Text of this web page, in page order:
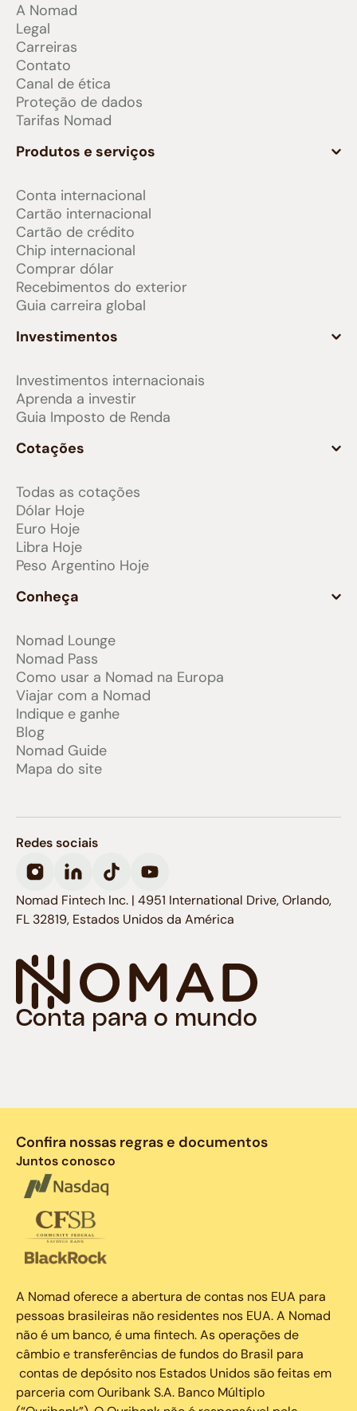
A Nomad
Legal
Carreiras
Contato
Canal de ética
Proteção de dados
Tarifas Nomad
Produtos e serviços
Conta internacional
Cartão internacional
Cartão de crédito
Chip internacional
Comprar dólar
Recebimentos do exterior
Guia carreira global
Investimentos
Investimentos internacionais
Aprenda a investir
Guia Imposto de Renda
Cotações
Todas as cotações
Dólar Hoje
Euro Hoje
Libra Hoje
Peso Argentino Hoje
Conheça
Nomad Lounge
Nomad Pass
Como usar a Nomad na Europa
Viajar com a Nomad
Indique e ganhe
Blog
Nomad Guide
Mapa do site
Conta para o mundo
Redes sociais
Nomad Fintech Inc. | 4951 International Drive, Orlando,
FL 32819, Estados Unidos da América
Confira nossas regras e documentos
Juntos conosco
A Nomad oferece a abertura de contas nos EUA para
pessoas brasileiras não residentes nos EUA. A Nomad
não é um banco, é uma fintech. As operações de
câmbio e transferências de fundos do Brasil para
contas de depósito nos Estados Unidos são feitas em
parceria com Ouribank S.A. Banco Múltiplo